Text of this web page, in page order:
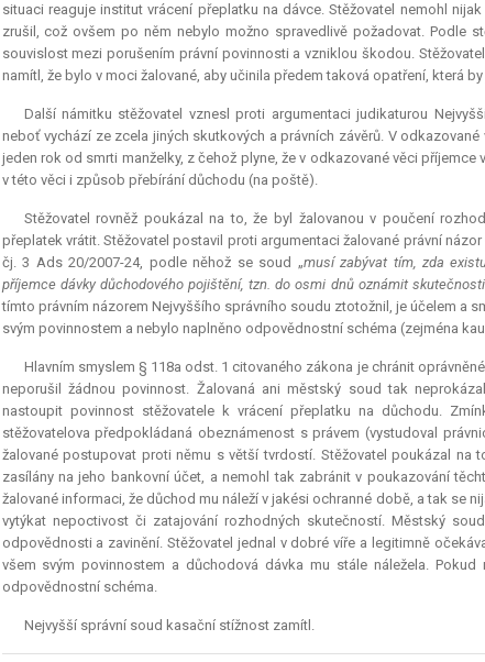
situaci reaguje institut vrácení přeplatku na dávce. Stěžovatel nemohl
zrušil, což ovšem po něm nebylo možno spravedlivě požadovat. Podle
souvislost mezi porušením právní povinnosti a vzniklou škodou.
namítl, že bylo v moci žalované, aby učinila předem taková opatření, která
Další námitku stěžovatel vznesl proti argumentaci judikaturou
neboť vychází ze zcela jiných skutkových a právních závěrů. V
jeden rok od smrti manželky, z čehož plyne, že v odkazované věci
v této věci i způsob přebírání důchodu (na poště).
Stěžovatel rovněž poukázal na to, že byl žalovanou v poučení
přeplatek vrátit. Stěžovatel postavil proti argumentaci žalované právní
čj. 3 Ads 20/2007-24, podle něhož se soud „musí zabývat tím, zda
příjemce dávky důchodového pojištění, tzn. do osmi dnů oznámit
tímto právním názorem Nejvyššího správního soudu ztotožnil, je účelem a
svým povinnostem a nebylo naplněno odpovědnostní schéma (zejména
Hlavním smyslem § 118a odst. 1 citovaného zákona je chránit
neporušil žádnou povinnost. Žalovaná ani městský soud tak
nastoupit povinnost stěžovatele k vrácení přeplatku na důchodu.
stěžovatelova předpokládaná obeznámenost s právem (vystudoval
žalované postupovat proti němu s větší tvrdostí. Stěžovatel poukázal
zasílány na jeho bankovní účet, a nemohl tak zabránit v poukazování
žalované informaci, že důchod mu náleží v jakési ochranné době, a tak se
vytýkat nepoctivost či zatajování rozhodných skutečností. Městský
odpovědnosti a zavinění. Stěžovatel jednal v dobré víře a legitimně
všem svým povinnostem a důchodová dávka mu stále náležela. Pokud
odpovědnostní schéma.
Nejvyšší správní soud kasační stížnost zamítl.